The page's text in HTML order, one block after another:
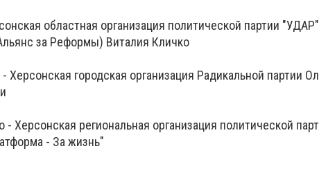
областная организация политической партии
за Реформы) Виталия Кличко
Херсонская городская организация Радикальной партии
Херсонская региональная организация политической
- За жизнь"